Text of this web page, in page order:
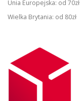
Unia Europejska: od 70zł
Wielka Brytania: od 80zł